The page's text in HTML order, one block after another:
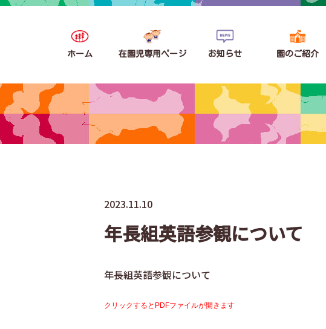
ホーム 在園児専用ページ お知らせ 園のご紹介
2023.11.10
年長組英語参観について
年長組英語参観について
クリックするとPDFファイルが開きます